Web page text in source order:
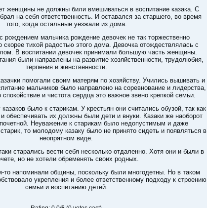
женщины не должны били вмешиваться в воспитание казака. С
на себя ответственность. И оставался за старшего, во время
того, когда остальные уезжали из дома.
рождением мальчика рождение девочек не так торжественно
тихой радостью этого дома. Девочка отождествлялась с
В воспитании девочек принимали большую часть женщины.
были направлены на развитие хозяйственности, трудолюбия,
терпения и женственности.
помогали своим матерям по хозяйству. Учились вышивать и
мальчиков было направлено на соревнование и лидерства,
спокойствие и чистота сердца это важное звено крепкой семьи.
было к старикам. У крестьян они считались обузой, так как
обеспечивать их должны были дети и внуки. Казаки же наоборот
Неуважение к старикам было недопустимым и даже
то молодому казаку было не принято сидеть и появляться в
неопрятном виде.
старались вести себя несколько отдаленно. Хотя они и были в
но не хотели обременять своих родных.
то напоминали общины, поскольку были многодетны. Но в таком
укрепления и более ответственному подходу к строению
семьи и воспитанию детей.